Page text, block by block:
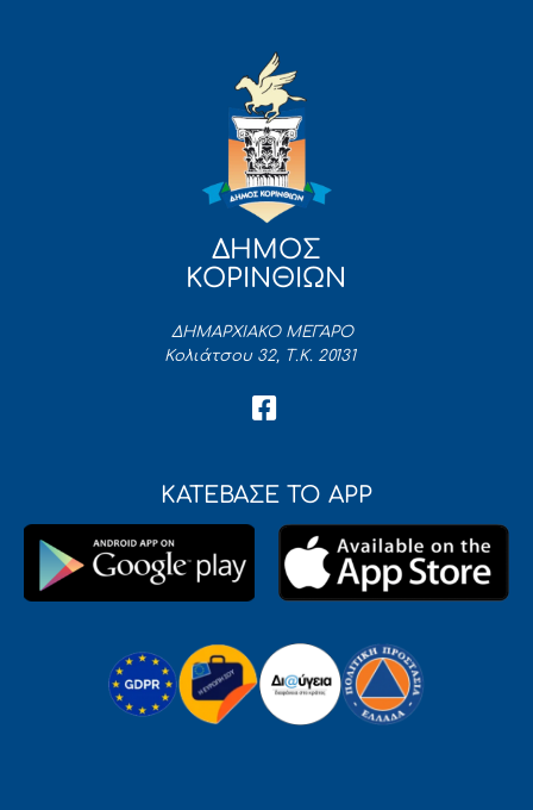
ΔΗΜΟΣ
ΚΟΡΙΝΘΙΩΝ
ΔΗΜΑΡΧΙΑΚΟ ΜΕΓΑΡΟ
Κολιάτσου 32, Τ.Κ. 20131
ΚΑΤΕΒΑΣΕ ΤΟ APP